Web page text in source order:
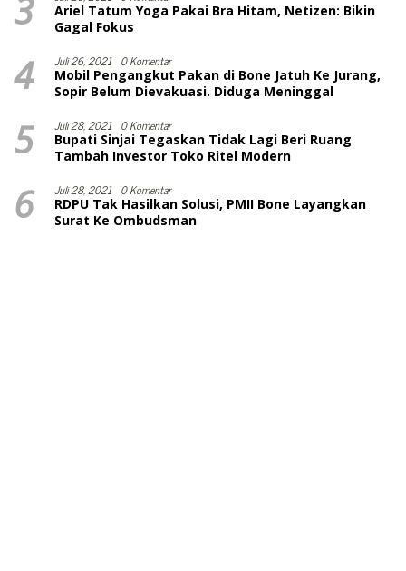
3
Ariel Tatum Yoga Pakai Bra Hitam, Netizen: Bikin
Gagal Fokus
4 Juli 26, 2021 0 Komentar
Mobil Pengangkut Pakan di Bone Jatuh Ke Jurang,
Sopir Belum Dievakuasi. Diduga Meninggal
5 Juli 28, 2021 0 Komentar
Bupati Sinjai Tegaskan Tidak Lagi Beri Ruang
Tambah Investor Toko Ritel Modern
6 Juli 28, 2021 0 Komentar
RDPU Tak Hasilkan Solusi, PMII Bone Layangkan
Surat Ke Ombudsman